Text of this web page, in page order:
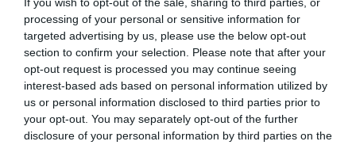
processing of your personal or sensitive information for
targeted advertising by us, please use the below opt-out
section to confirm your selection. Please note that after your
opt-out request is processed you may continue seeing
interest-based ads based on personal information utilized by
us or personal information disclosed to third parties prior to
your opt-out. You may separately opt-out of the further
disclosure of your personal information by third parties on the
Συντάχθηκε από:ERKO.GR
email